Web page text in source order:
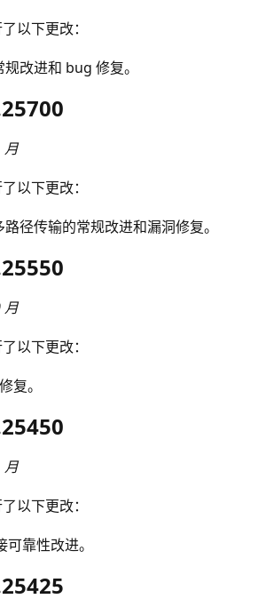
以下更改：
改进和 bug 修复。
月
以下更改：
径传输的常规改进和漏洞修复。
月
以下更改：
复。
月
以下更改：
靠性改进。